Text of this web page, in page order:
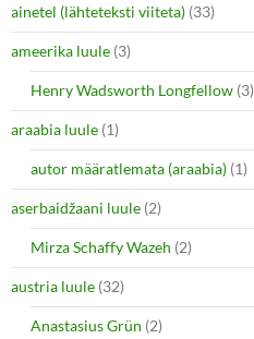
t
t
e
r
(
O
p
e
n
n
n
w
w
i
n
d
o
)
e
b
o
o
k
(
O
p
e
n
i
n
n
e
w
w
i
n
d
w
)
ainetel (lähteteksti viiteta) (33)
ameerika luule (3)
Henry Wadsworth Longfellow (3)
araabia luule (1)
autor määratlemata (araabia) (1)
aserbaidžaani luule (2)
Mirza Schaffy Wazeh (2)
austria luule (32)
Anastasius Grün (2)